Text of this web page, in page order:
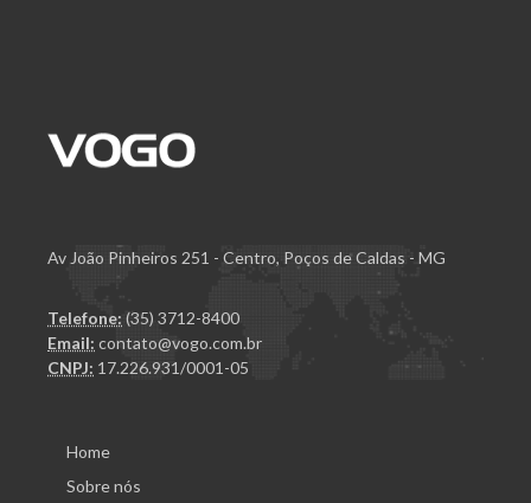
Av João Pinheiros 251 - Centro, Poços de Caldas - MG
Telefone: (35) 3712-8400
Email: contato@vogo.com.br
CNPJ: 17.226.931/0001-05
Home
Sobre nós